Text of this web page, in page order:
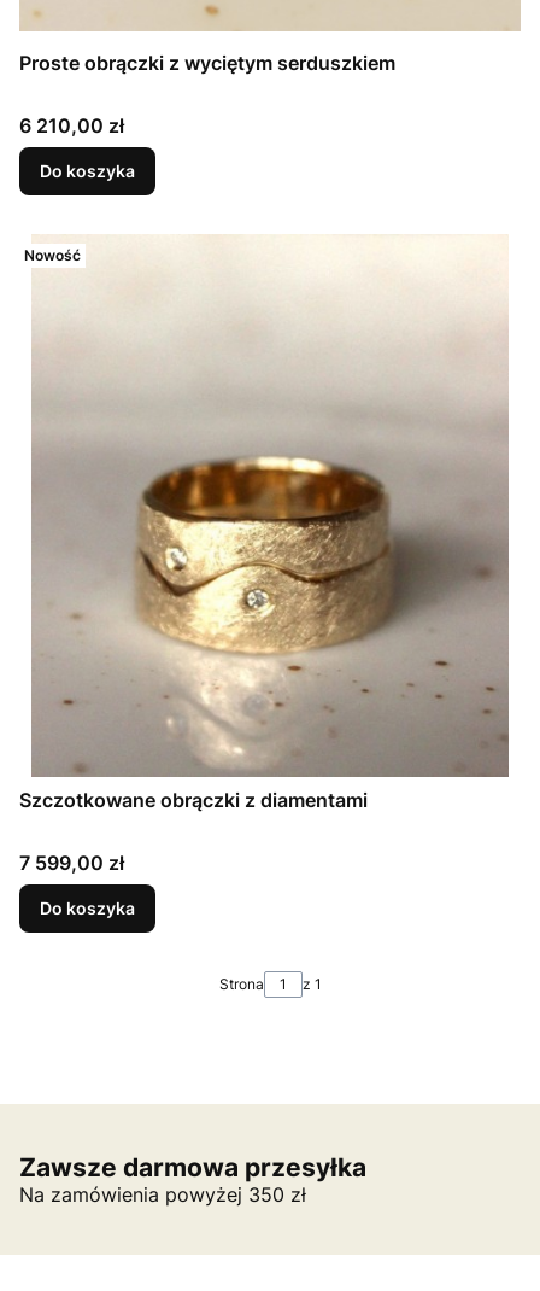
Proste obrączki z wyciętym serduszkiem
Cena
6 210,00 zł
Do koszyka
Nowość
Szczotkowane obrączki z diamentami
Cena
7 599,00 zł
Do koszyka
Strona z 1
Zawsze darmowa przesyłka
Na zamówienia powyżej 350 zł